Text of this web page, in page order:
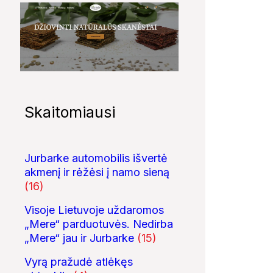
Skaitomiausi
Jurbarke automobilis išvertė
akmenį ir rėžėsi į namo sieną
(16)
Visoje Lietuvoje uždaromos
„Mere“ parduotuvės. Nedirba
„Mere“ jau ir Jurbarke (15)
Vyrą pražudė atlėkęs